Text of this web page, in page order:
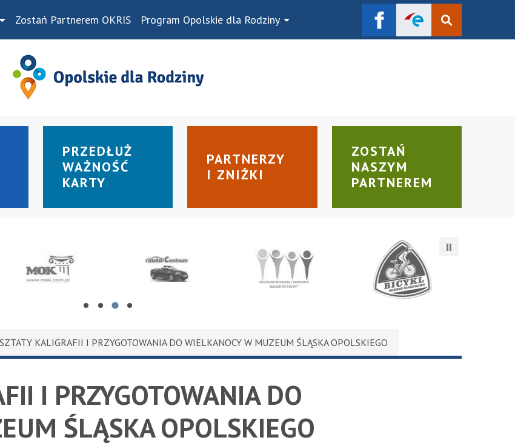
Zostań Partnerem OKRIS Program Opolskie dla Rodziny
Szukaj
PRZEDŁUŻ
WAŻNOŚĆ
KARTY
PARTNERZY
I ZNIŻKI
ZOSTAŃ
NASZYM
PARTNEREM
KALIGRAFII I PRZYGOTOWANIA DO WIELKANOCY W MUZEUM ŚLĄSKA OPOLSKIEGO
I PRZYGOTOWANIA DO
ŚLĄSKA OPOLSKIEGO